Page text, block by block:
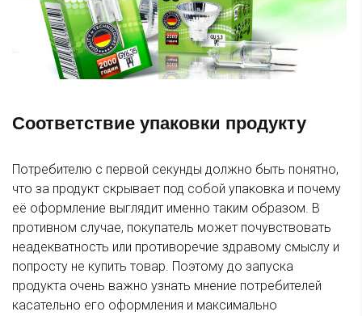
Соответствие упаковки продукту
Потребителю с первой секунды должно быть понятно,
что за продукт скрывает под собой упаковка и почему
её оформление выглядит именно таким образом. В
противном случае, покупатель может почувствовать
неадекватность или противоречие здравому смыслу и
попросту не купить товар. Поэтому до запуска
продукта очень важно узнать мнение потребителей
касательно его оформления и максимально